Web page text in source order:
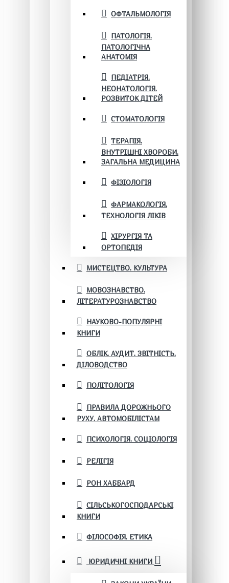
ОФТАЛЬМОЛОГІЯ
ПАТОЛОГІЯ.
ПАТОЛОГІЧНА
АНАТОМІЯ
ПЕДІАТРІЯ.
НЕОНАТОЛОГІЯ.
РОЗВИТОК ДІТЕЙ
СТОМАТОЛОГІЯ
ТЕРАПІЯ.
ВНУТРІШНІ ХВОРОБИ.
ЗАГАЛЬНА МЕДИЦИНА
ФІЗІОЛОГІЯ
ФАРМАКОЛОГІЯ.
ТЕХНОЛОГІЯ ЛІКІВ
ХІРУРГІЯ ТА
ОРТОПЕДІЯ
МИСТЕЦТВО. КУЛЬТУРА
МОВОЗНАВСТВО.
ЛІТЕРАТУРОЗНАВСТВО
НАУКОВО-ПОПУЛЯРНІ
КНИГИ
ОБЛІК. АУДИТ. ЗВІТНІСТЬ.
ДІЛОВОДСТВО
ПОЛІТОЛОГІЯ
ПРАВИЛА ДОРОЖНЬОГО
РУХУ. АВТОМОБІЛІСТАМ
ПСИХОЛОГІЯ. СОЦІОЛОГІЯ
РЕЛІГІЯ
РОН ХАББАРД
СІЛЬСЬКОГОСПОДАРСЬКІ
КНИГИ
ФІЛОСОФІЯ. ЕТИКА
ЮРИДИЧНІ КНИГИ